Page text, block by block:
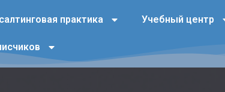
практика Учебный центр